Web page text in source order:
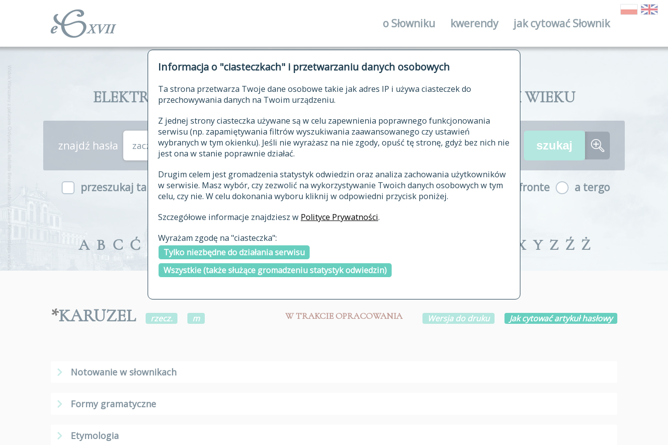
Informacja o "ciasteczkach" i przetwarzaniu danych osobowych
Ta strona przetwarza Twoje dane osobowe takie jak adres IP i używa ciasteczek do
przechowywania danych na Twoim urządzeniu.
Z jednej strony ciasteczka używane są w celu zapewnienia poprawnego funkcjonowania
serwisu (np. zapamiętywania filtrów wyszukiwania zaawansowanego czy ustawień
wybranych w tym okienku). Jeśli nie wyrażasz na nie zgody, opuść tę stronę, gdyż bez nich nie
jest ona w stanie poprawnie działać.
Drugim celem jest gromadzenia statystyk odwiedzin oraz analiza zachowania użytkowników
w serwisie. Masz wybór, czy zezwolić na wykorzystywanie Twoich danych osobowych w tym
celu, czy nie. W celu dokonania wyboru kliknij w odpowiedni przycisk poniżej.
Szczegółowe informacje znajdziesz w Polityce Prywatności.
Wyrażam zgodę na "ciasteczka":
Tylko niezbędne do działania serwisu
Wszystkie (także służące gromadzeniu statystyk odwiedzin)
o Słowniku
historia
publikacje
autorzy tekstów źródłowych
zasady opracowania
najnowsze hasła
ostatnio zmodyfikowane
kwerendy jak cytować Słownik
ELEKTRONICZNY SŁOWNIK JĘZYKA POLSKIEGO XVII I XVIII WIEKU
znajdź hasła zaczynające się od
przeszukaj także hasła w indeksie a fronte a tergo
A B C Ć E F G H I J K L Ł M X Y Z Ź Ż
*KARUZEL rzecz. m W TRAKCIE OPRACOWANIA Wersja do druku Jak cytować artykuł hasłowy
Notowanie w słownikach
Formy gramatyczne
Etymologia